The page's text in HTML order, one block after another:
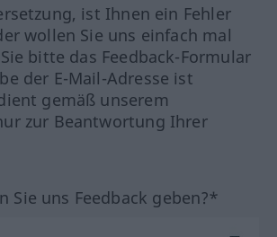
ist Ihnen ein Fehler
wollen Sie uns einfach mal
bitte das Feedback-Formular
der E-Mail-Adresse ist
gemäß unserem
zur Beantwortung Ihrer
Sie uns Feedback geben?*